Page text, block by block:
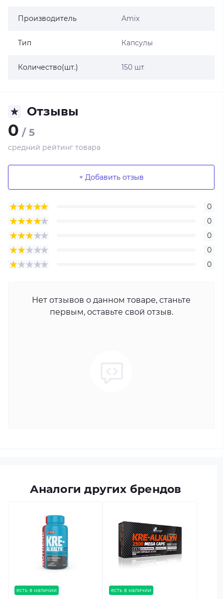
Производитель Amix
Тип Капсулы
Количество(шт.) 150 шт
Отзывы
0 / 5
средний рейтинг товара
+ Добавить отзыв
0
0
0
0
0
Нет отзывов о данном товаре, станьте
первым, оставьте свой отзыв.
Аналоги других брендов
есть в наличии есть в наличии